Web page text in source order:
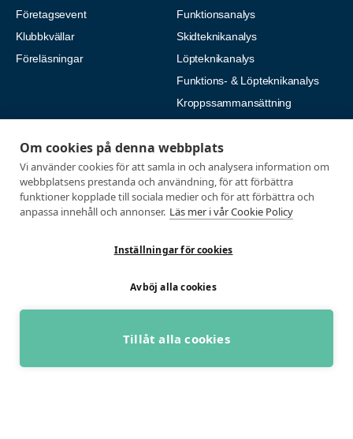
Om cookies på denna webbplats
Vi använder cookies för att samla in och analysera information om
webbplatsens prestanda och användning, för att förbättra
funktioner kopplade till sociala medier och för att förbättra och
anpassa innehåll och annonser. Läs mer i vår Cookie Policy
Inställningar för cookies
Avböj alla cookies
Tillåt alla cookies
Företagsevent
Klubbkvällar
Föreläsningar
Funktionsanalys
Skidteknikanalys
Löpteknikanalys
Funktions- & Löpteknikanalys
Kroppssammansättning
HB Analys
Långtids-EKG
Natriumanalys – Svettanalys
Tröskeltest triathlon (cykel +
Mina sidor
Integritetspolicy